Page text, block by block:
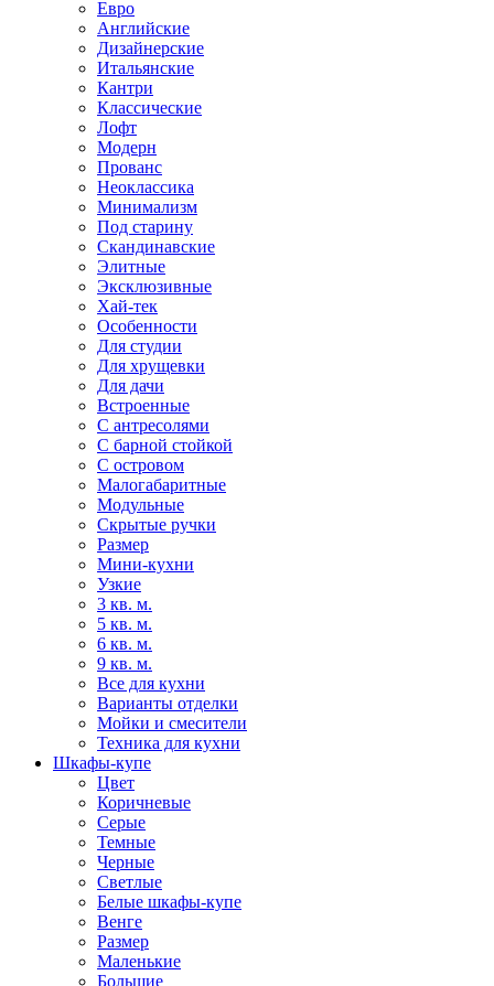
Евро
Английские
Дизайнерские
Итальянские
Кантри
Классические
Лофт
Модерн
Прованс
Неоклассика
Минимализм
Под старину
Скандинавские
Элитные
Эксклюзивные
Хай-тек
Особенности
Для студии
Для хрущевки
Для дачи
Встроенные
С антресолями
С барной стойкой
С островом
Малогабаритные
Модульные
Скрытые ручки
Размер
Мини-кухни
Узкие
3 кв. м.
5 кв. м.
6 кв. м.
9 кв. м.
Все для кухни
Варианты отделки
Мойки и смесители
Техника для кухни
Шкафы-купе
Цвет
Коричневые
Серые
Темные
Черные
Светлые
Белые шкафы-купе
Венге
Размер
Маленькие
Большие